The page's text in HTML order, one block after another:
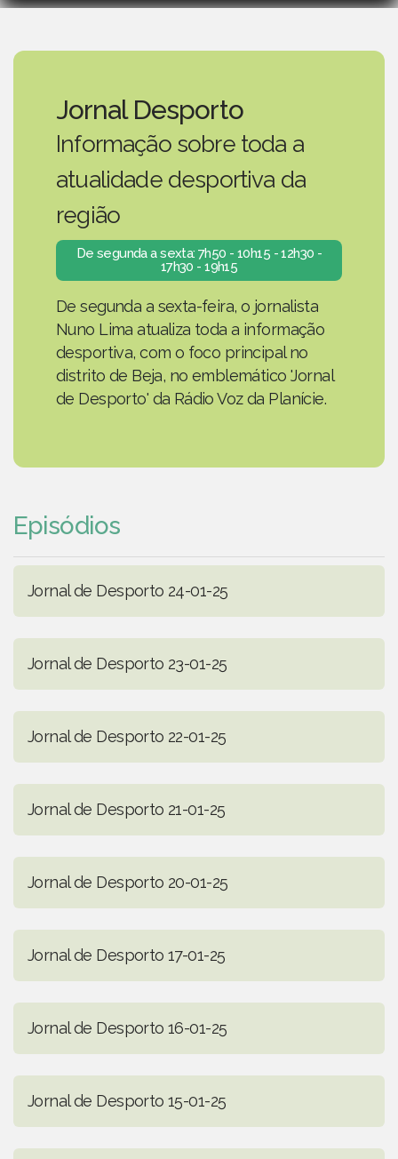
Jornal Desporto
Informação sobre toda a
atualidade desportiva da
região
De segunda a sexta: 7h50 - 10h15 - 12h30 -
17h30 - 19h15
De segunda a sexta-feira, o jornalista
Nuno Lima atualiza toda a informação
desportiva, com o foco principal no
distrito de Beja, no emblemático 'Jornal
de Desporto' da Rádio Voz da Planície.
Episódios
Jornal de Desporto 24-01-25
Jornal de Desporto 23-01-25
Jornal de Desporto 22-01-25
Jornal de Desporto 21-01-25
Jornal de Desporto 20-01-25
Jornal de Desporto 17-01-25
Jornal de Desporto 16-01-25
Jornal de Desporto 15-01-25